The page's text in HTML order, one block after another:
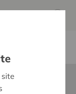
übersetzt